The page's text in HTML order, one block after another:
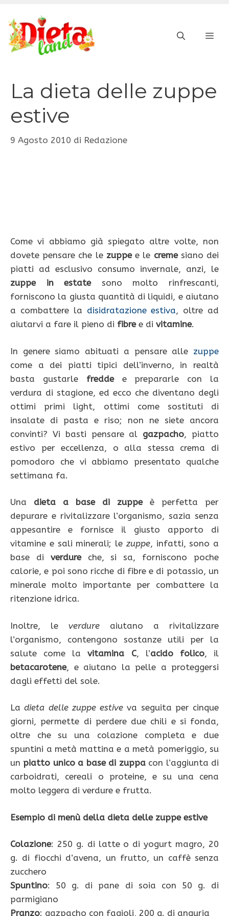
contenuto
La dieta delle zuppe
estive
9 Agosto 2010 di Redazione
Come vi abbiamo già spiegato altre volte, non
dovete pensare che le zuppee le cremesiano dei
piatti ad esclusivo consumo invernale, anzi, le
zuppe in estatesono molto rinfrescanti,
forniscono la giusta quantità di liquidi, e aiutano
a combattere la disidratazione estiva, oltre ad
aiutarvi a fare il pieno di fibree di vitamine.
In genere siamo abituati a pensare alle zuppe
come a dei piatti tipici dell’inverno, in realtà
basta gustarle freddee prepararle con la
verdura di stagione, ed ecco che diventano degli
ottimi primi light, ottimi come sostituti di
insalate di pasta e riso; non ne siete ancora
convinti? Vi basti pensare al gazpacho, piatto
estivo per eccellenza, o alla stessa crema di
pomodoro che vi abbiamo presentato qualche
settimana fa.
Una dieta a base di zuppeè perfetta per
depurare e rivitalizzare l’organismo, sazia senza
appesantire e fornisce il giusto apporto di
vitamine e sali minerali; le zuppe, infatti, sono a
base di verdureche, si sa, forniscono poche
calorie, e poi sono ricche di fibre e di potassio, un
minerale molto importante per combattere la
ritenzione idrica.
Inoltre, le verdure aiutano a rivitalizzare
l’organismo, contengono sostanze utili per la
salute come lavitamina C, l’acido folico, il
betacarotene, e aiutano la pelle a proteggersi
dagli effetti del sole.
Ladieta delle zuppe estive va seguita per cinque
giorni, permette di perdere due chili e si fonda,
oltre che su una colazione completa e due
spuntini a metà mattina e a metà pomeriggio, su
un piatto unico a base di zuppacon l’aggiunta di
carboidrati, cereali o proteine, e su una cena
molto leggera di verdure e frutta.
Esempio di menù della dieta delle zuppe estive
Colazione: 250 g. di latte o di yogurt magro, 20
g. di fiocchi d’avena, un frutto, un caffè senza
zucchero
Spuntino: 50 g. di pane di soia con 50 g. di
parmigiano
Pranzo: gazpacho con fagioli, 200 g. di anguria